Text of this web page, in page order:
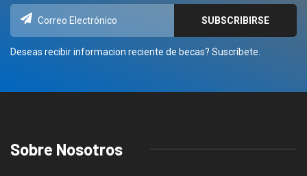
Deseas recibir informacion reciente de becas? Suscríbete.
Sobre Nosotros